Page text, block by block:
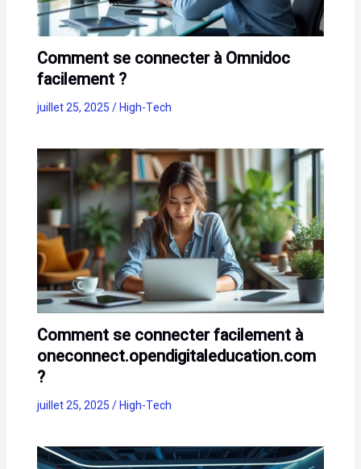
Comment se connecter à Omnidoc
facilement ?
juillet 25, 2025/High-Tech
Comment se connecter facilement à
oneconnect.opendigitaleducation.com
?
juillet 25, 2025/High-Tech